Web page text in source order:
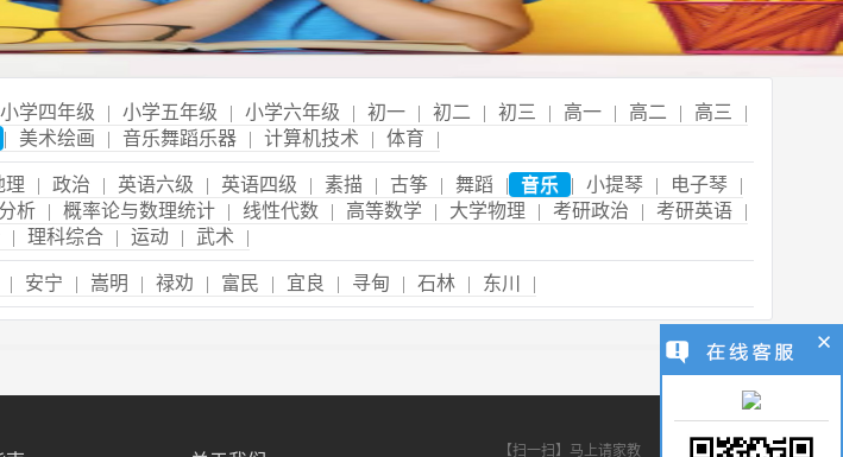
小学四年级 | 小学五年级 | 小学六年级 | 初一 | 初二 | 初三 | 高一 | 高二 | 高三
|
| 美术绘画 | 音乐舞蹈乐器 | 计算机技术 | 体育 |
理 | 政治 | 英语六级 | 英语四级 | 素描 | 古筝 | 舞蹈 | 音乐 | 小提琴 | 电子琴
|
析 | 概率论与数理统计 | 线性代数 | 高等数学 | 大学物理 | 考研政治 | 考研英语
|
| 理科综合 | 运动 | 武术 |
| 安宁 | 嵩明 | 禄劝 | 富民 | 宜良 | 寻甸 | 石林 | 东川 |
【扫一扫】马上请家教